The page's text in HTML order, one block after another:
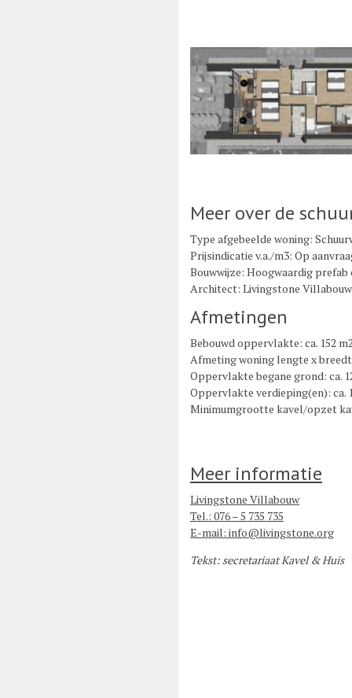
Meer over de
Type afgebeelde woning:
Prijsindicatie v.a./m3: Op
Bouwwijze: Hoogwaardig
Architect: Livingstone Villabouw
Afmetingen
Bebouwd oppervlakte: ca. 152
Afmeting woning lengte x
Oppervlakte begane grond: ca.
Oppervlakte verdieping(en): ca.
Minimumgrootte kavel/opzet
Meer informatie
Livingstone Villabouw
Tel.: 076 – 5 735 735
E-mail: info@livingstone.org
Tekst: secretariaat Kavel & Huis